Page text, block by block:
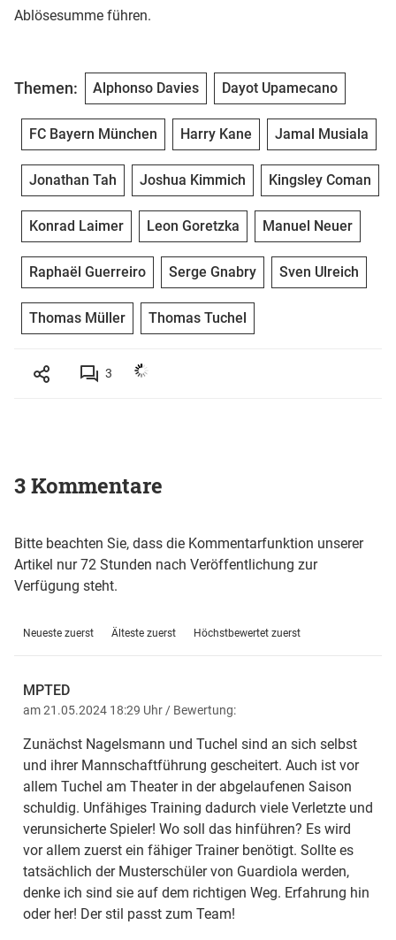
Ablösesumme führen.
Themen: Alphonso Davies Dayot Upamecano
FC Bayern München Harry Kane Jamal Musiala
Jonathan Tah Joshua Kimmich Kingsley Coman
Konrad Laimer Leon Goretzka Manuel Neuer
Raphaël Guerreiro Serge Gnabry Sven Ulreich
Thomas Müller Thomas Tuchel
3
3 Kommentare
Bitte beachten Sie, dass die Kommentarfunktion unserer
Artikel nur 72 Stunden nach Veröffentlichung zur
Verfügung steht.
Neueste zuerst Älteste zuerst Höchstbewertet zuerst
MPTED
am 21.05.2024 18:29 Uhr / Bewertung:
Zunächst Nagelsmann und Tuchel sind an sich selbst
und ihrer Mannschaftführung gescheitert. Auch ist vor
allem Tuchel am Theater in der abgelaufenen Saison
schuldig. Unfähiges Training dadurch viele Verletzte und
verunsicherte Spieler! Wo soll das hinführen? Es wird
vor allem zuerst ein fähiger Trainer benötigt. Sollte es
tatsächlich der Musterschüler von Guardiola werden,
denke ich sind sie auf dem richtigen Weg. Erfahrung hin
oder her! Der stil passt zum Team!